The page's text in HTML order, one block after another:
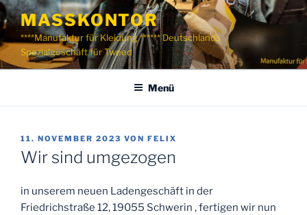
Zum
Inhalt
springen
MASSKONTOR
****Manufaktur für Kleidung ****** Deutschlands
Spezialgeschäft für Tweed
Menü
VERÖFFENTLICHT
AM
11. NOVEMBER 2023 VON FELIX
Wir sind umgezogen
in unserem neuen Ladengeschäft in der
Friedrichstraße 12, 19055 Schwerin , fertigen wir nun